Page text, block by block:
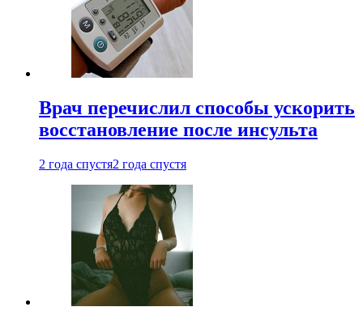
Врач перечислил способы ускорить
восстановление после инсульта
2 года спустя2 года спустя